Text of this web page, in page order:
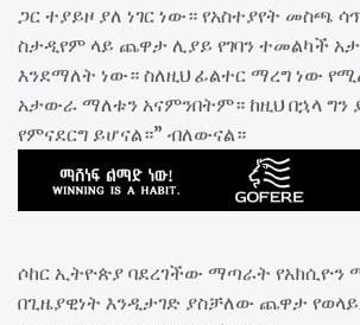
ጋር ተያይዞ ያለ ነገር ነው። የአስተያየት መስጫ
ስታዲየም ላይ ጨዋታ ሊያይ የገባን ተመልካች
እንደማለት ነው። ስለዚህ ፊልተር ማረግ ነው
አታውራ ማለቱን አናምንበትም። ከዚህ በኋላ ግን
የምናደርግ ይሆናል።” ብለውናል።
ሶከር ኢትዮጵያ ባደረገችው ማጣራት የአክሲዮን
በጊዜያዊነት እንዲታገድ ያስቻለው ጨዋታ